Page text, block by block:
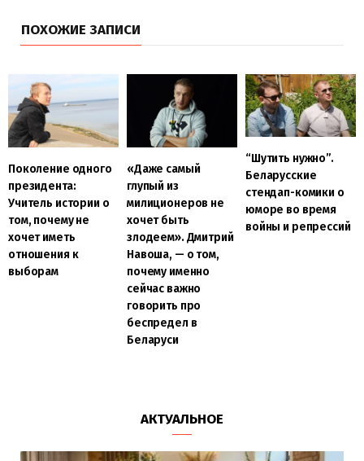
ПОХОЖИЕ ЗАПИСИ
Поколение одного
президента:
Учитель истории о
том, почему не
хочет иметь
отношения к
выборам
«Даже самый
глупый из
милиционеров не
хочет быть
злодеем». Дмитрий
Навоша, — о том,
почему именно
сейчас важно
говорить про
беспредел в
Беларуси
“Шутить нужно”.
Беларусские
стендап-комики о
юморе во время
войны и репрессий
АКТУАЛЬНОЕ